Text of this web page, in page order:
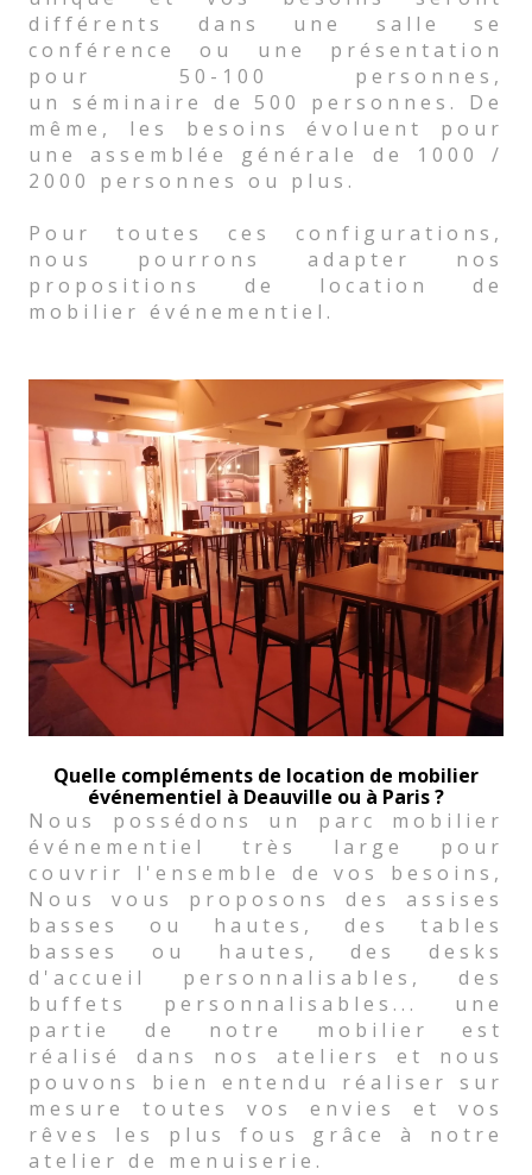
différents dans une salle se
conférence ou une présentation
pour 50-100 personnes,
un séminaire de 500 personnes. De
même, les besoins évoluent pour
une assemblée générale de 1000 /
2000 personnes ou plus.
Pour toutes ces configurations,
nous pourrons adapter nos
propositions de location de
mobilier événementiel.
Quelle compléments de location de mobilier
événementiel à Deauville ou à Paris ?
Nous possédons un parc mobilier
événementiel très large pour
couvrir l'ensemble de vos besoins,
Nous vous proposons des assises
basses ou hautes, des tables
basses ou hautes, des desks
d'accueil personnalisables, des
buffets personnalisables... une
partie de notre mobilier est
réalisé dans nos ateliers et nous
pouvons bien entendu réaliser sur
mesure toutes vos envies et vos
rêves les plus fous grâce à notre
atelier de menuiserie.